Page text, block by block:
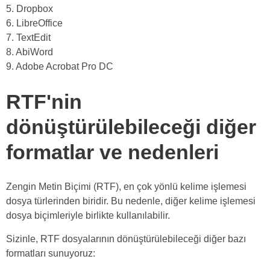
5. Dropbox
6. LibreOffice
7. TextEdit
8. AbiWord
9. Adobe Acrobat Pro DC
RTF'nin
dönüştürülebileceği diğer
formatlar ve nedenleri
Zengin Metin Biçimi (RTF), en çok yönlü kelime işlemesi
dosya türlerinden biridir. Bu nedenle, diğer kelime işlemesi
dosya biçimleriyle birlikte kullanılabilir.
Sizinle, RTF dosyalarının dönüştürülebileceği diğer bazı
formatları sunuyoruz: